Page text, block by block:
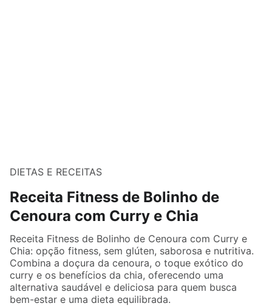
DIETAS E RECEITAS
Receita Fitness de Bolinho de
Cenoura com Curry e Chia
Receita Fitness de Bolinho de Cenoura com Curry e
Chia: opção fitness, sem glúten, saborosa e nutritiva.
Combina a doçura da cenoura, o toque exótico do
curry e os benefícios da chia, oferecendo uma
alternativa saudável e deliciosa para quem busca
bem-estar e uma dieta equilibrada.